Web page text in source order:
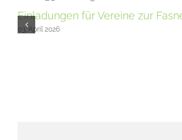
Einladungen für Vereine zur
03. April 2026